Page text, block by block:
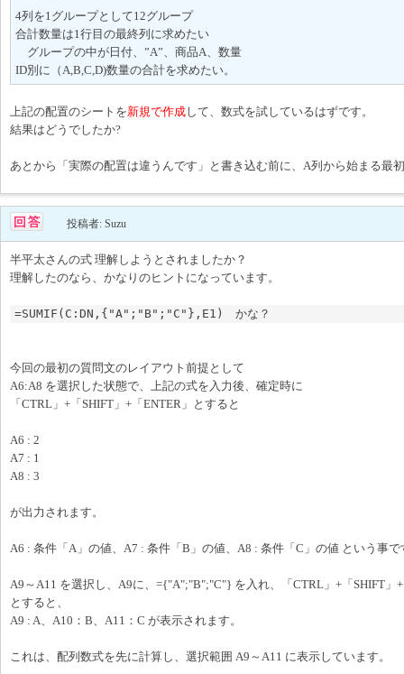
4列を1グループとして12グループ
合計数量は1行目の最終列に求めたい
グループの中が日付、”A”、商品A、数量
ID別に（A,B,C,D)数量の合計を求めたい。
上記の配置のシートを新規で作成して、数式を試しているはずです。
結果はどうでしたか?
あとから「実際の配置は違うんです」と書き込む前に、A列から始まる最
投稿者: Suzu
半平太さんの式 理解しようとされましたか？
理解したのなら、かなりのヒントになっています。
=SUMIF(C:DN,{"A";"B";"C"},E1)　かな？
今回の最初の質問文のレイアウト前提として
A6:A8 を選択した状態で、上記の式を入力後、確定時に
「CTRL」+「SHIFT」+「ENTER」とすると
A6 : 2
A7 : 1
A8 : 3
が出力されます。
A6 : 条件「A」の値、A7 : 条件「B」の値、A8 : 条件「C」の値 という事で
A9～A11 を選択し、A9に、={"A";"B";"C"} を入れ、「CTRL」+「SHIFT」
とすると、
A9 : A、A10：B、A11：C が表示されます。
これは、配列数式を先に計算し、選択範囲 A9～A11 に表示しています。